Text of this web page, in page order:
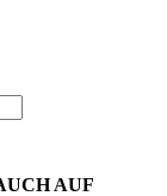
AUF